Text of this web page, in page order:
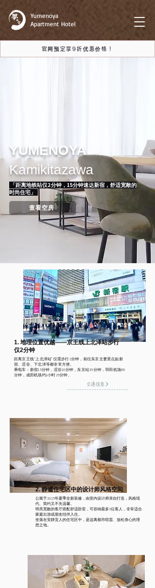
官网预定享9折优惠价格！
Yumenoya
Apartment Hotel
YUMENOYA
Kamikitazawa
「距离地铁站仅2分钟，15分钟速达新宿，舒适宽敞的
时尚住宅」
查看空房
距离京王线“上北泽站”仅需步行2分钟，前往东京主要景点如新
宿、涩谷、下北泽等都非常方便。
乘电车：新宿15分钟，涩谷18分钟，东京站39分钟，羽田机场66
分钟，成田机场约1小时29分钟。
交通信息
1. 地理位置优越——京王线上北泽站步行
仅2分钟
公寓于2025年夏季全新装修，由室内设计师亲自打造，风格现
代、简约又不失温馨。
明亮宽敞的客厅搭配舒适卧室，可容纳最多5位客人，非常适合
家庭出游或朋友结伴入住。
坐落在安静宜人的住宅区中，是远离都市喧嚣、放松身心的理
想之地。
2. 静谧住宅区中的设计师风格空间